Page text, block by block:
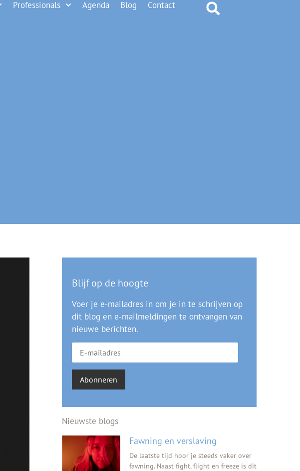
Professionals Agenda Blog Contact
Blijf op de hoogte
Voer je e-mailadres in om je in te schrijven op
dit blog en e-mailmeldingen te ontvangen van
nieuwe berichten.
Abonneren
Nieuwste blogs
Fawning en verslaving
De laatste tijd hoor je steeds vaker over
fawning. Naast fight, flight en freeze is dit